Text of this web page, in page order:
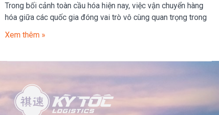
Trong bối cảnh toàn cầu hóa hiện nay, việc vận chuyển hàng
hóa giữa các quốc gia đóng vai trò vô cùng quan trọng trong
Xem thêm »